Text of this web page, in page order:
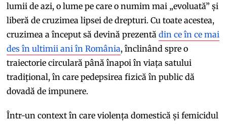
lumii de azi, o lume pe care o numim mai „evoluată” și
liberă de cruzimea lipsei de drepturi. Cu toate acestea,
cruzimea a început să devină prezentădin ce în ce mai
des în ultimii ani în România, înclinând spre o
traiectorie circulară până înapoi în viața satului
tradițional, în care pedepsirea fizică în public dă
dovadă de impunere.
Într-un context în care violența domestică și femicidul